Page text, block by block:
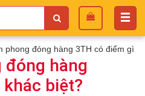
phong đóng hàng 3TH có điểm gì
đóng hàng
biệt?